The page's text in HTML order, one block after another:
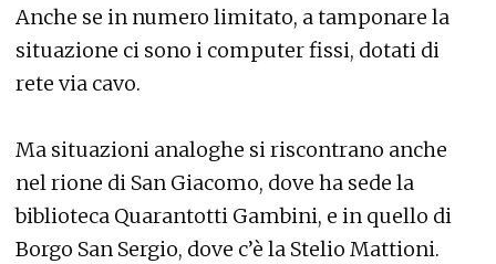
Anche se in numero limitato, a tamponare la
situazione ci sono i computer fissi, dotati di
rete via cavo.
Ma situazioni analoghe si riscontrano anche
nel rione di San Giacomo, dove ha sede la
biblioteca Quarantotti Gambini, e in quello di
Borgo San Sergio, dove c’è la Stelio Mattioni.